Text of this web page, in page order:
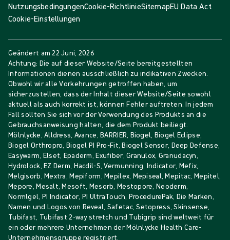
NutzungsbedingungenCookie-RichtlinieSitemapEU Data Act
Cookie-Einstellungen
Geändert am22 Juni, 2026
Achtung: Die auf dieser Website/Seite bereitgestellten
Informationen dienen ausschließlich zu indikativen Zwecken.
Obwohl wir alle Vorkehrungen getroffen haben, um
sicherzustellen, dass der Inhalt dieser Website/Seite sowohl
aktuell als auch korrekt ist, können Fehler auftreten. In jedem
Fall sollten Sie sich vor der Verwendung des Produkts an die
Gebrauchsanweisung halten, die dem Produkt beiliegt.
Mölnlycke, Alldress, Avance, BARRIER, Biogel, Biogel Eclipse,
Biogel Orthropro, Biogel PI Pro-Fit, Biogel Sensor, Deep Defense,
Easywarm, Elset, Epaderm, Exufiber, Granulox, Granudacyn,
Hydrolock, EZ Derm, Hacdil-S, Vermunning, Indicator, Mefix,
Melgisorb, Mextra, Mepiform, Mepilex, Mepiseal, Mepitac, Mepitel,
Mepore, Mesalt, Mesoft, Mesorb, Mestopore, Neoderm,
Normlgel, PI Indicator, PI UltraTouch, ProcedurePak, Die Marken,
Namen und Logos von Reveal, Safetac, Setopress, Skinsense,
Tubifast, Tubifast 2-way stretch und Tubigrip sind weltweit für
ein oder mehrere Unternehmen der Mölnlycke Health Care-
Unternehmensgruppe registriert.